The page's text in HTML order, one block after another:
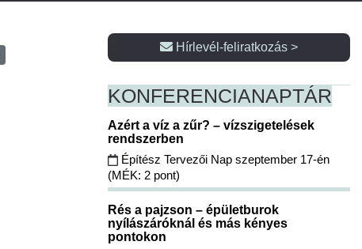
Hírlevél-feliratkozás >
KONFERENCIANAPTÁR
Azért a víz a zűr? – vízszigetelések
rendszerben
Építész Tervezői Nap szeptember 17-én
(MÉK: 2 pont)
Rés a pajzson – épületburok
nyílászáróknál és más kényes
pontokon